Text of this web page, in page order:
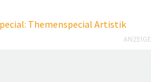
Themenspecial Artistik
ANZEIGE